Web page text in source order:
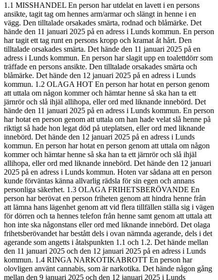
1.1 MISSHANDEL En person har utdelat en lavett i en persons
ansikte, tagit tag om hennes arm/armar och slängt in henne i en
vägg. Den tilltalade orsakades smärta, rodnad och blåmärke. Det
hände den 11 januari 2025 på en adress i Lunds kommun. En person
har tagit ett tag runt en persons kropp och kramat åt hårt. Den
tilltalade orsakades smärta. Det hände den 11 januari 2025 på en
adress i Lunds kommun. En person har slagit upp en toalettdörr som
träffade en persons ansikte. Den tilltalade orsakades smärta och
blåmärke. Det hände den 12 januari 2025 på en adress i Lunds
kommun. 1.2 OLAGA HOT En person har hotat en person genom
att uttala om någon kommer och hämtar henne så ska han ta ett
järnrör och slå ihjäl allihopa, eller ord med liknande innebörd. Det
hände den 11 januari 2025 på en adress i Lunds kommun. En person
har hotat en person genom att uttala om han hade velat slå henne på
riktigt så hade hon legat död på uteplatsen, eller ord med liknande
innebörd. Det hände den 12 januari 2025 på en adress i Lunds
kommun. En person har hotat en person genom att uttala om någon
kommer och hämtar henne så ska han ta ett järnrör och slå ihjäl
allihopa, eller ord med liknande innebörd. Det hände den 12 januari
2025 på en adress i Lunds kommun. Hoten var sådana att en person
kunde förväntas känna allvarlig rädsla för sin egen och annans
personliga säkerhet. 1.3 OLAGA FRIHETSBERÖVANDE En
person har berövat en person friheten genom att hindra henne från
att lämna hans lägenhet genom att vid flera tillfällen ställa sig i vägen
för dörren och ta hennes telefon från henne samt genom att uttala att
hon inte ska någonstans eller ord med liknande innebörd. Det olaga
frihetsberövandet har bestått dels i ovan nämnda agerande, dels i det
agerande som angetts i åtalspunkten 1.1 och 1.2. Det hände mellan
den 11 januari 2025 och den 12 januari 2025 på en adress i Lunds
kommun. 1.4 RINGA NARKOTIKABROTT En person har
olovligen använt cannabis, som är narkotika. Det hände någon gång
mellan den 9 januari 2025 och den 12 januari 2025 i Lunds